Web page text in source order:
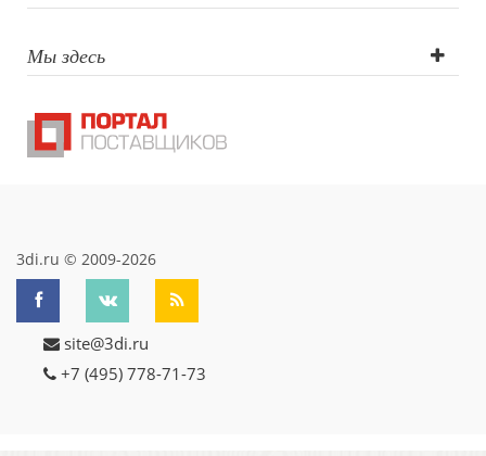
круговая
больше 2 см2,
Сигнальный
образец
Лазерная
гравировка
больше 2 см2
Мы здесь
3di.ru © 2009-2026
site@3di.ru
+7 (495) 778-71-73